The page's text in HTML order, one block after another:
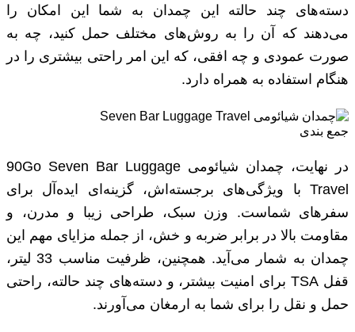
دسته‌های چند حالته این چمدان به شما این امکان را
می‌دهند که آن را به روش‌های مختلف حمل کنید، چه به
صورت عمودی و چه افقی، که این امر راحتی بیشتری را در
هنگام استفاده به همراه دارد.
جمع بندی
در نهایت، چمدان شیائومی 90Go Seven Bar Luggage
Travel با ویژگی‌های برجسته‌اش، گزینه‌ای ایده‌آل برای
سفرهای شماست. وزن سبک، طراحی زیبا و مدرن، و
مقاومت بالا در برابر ضربه و خش، از جمله مزایای مهم این
چمدان به شمار می‌آید. همچنین، ظرفیت مناسب 33 لیتر،
قفل TSA برای امنیت بیشتر، و دسته‌های چند حالته، راحتی
حمل و نقل را برای شما به ارمغان می‌آورند.